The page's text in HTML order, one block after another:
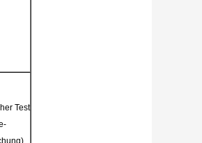
Test